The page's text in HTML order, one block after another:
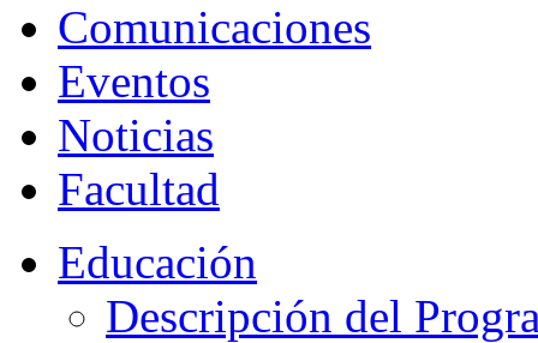
Comunicaciones
Eventos
Noticias
Facultad
Educación
Descripción del